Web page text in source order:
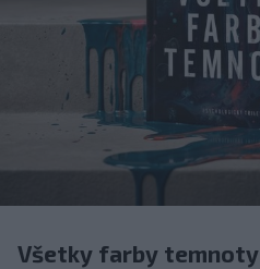
Všetky farby